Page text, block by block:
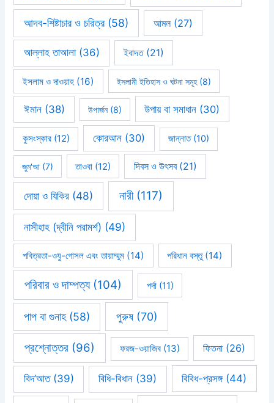
আদব-শিষ্টাচার ও চরিত্র(58) আমল(27)
আল্লাহ তাআলা(36) ইবাদত(21)
ইসলাম ও দাওয়াহ (16) ইসলামী ইতিহাস ও ঘটনা সমূহ(8)
ঈমান(38) উপার্জন(8) উপায় বা সমাধান (30)
কুসংস্কার(12) কোরআন (30) জান্নাত(10)
জুম'আ (7) তাওবা (12) দিবস ও উৎসব(21)
দোয়া ও যিকির (48) নারী(117)
নাসীহাহ (দ্বীনি পরামর্শ) (49)
পবিত্রতা-ওযু-গোসল এবং তায়াম্মুম (14) পরিধান বস্তু(14)
পরিবার ও দাম্পত্য(104) পর্দা(11)
পাপ বা গুনাহ(58) পুরুষ(70)
প্রশ্নোত্তর (96) ফরজ-ওয়াজিব(13) ফিতনা(26)
বিদ’আত(39) বিধি-বিধান (39) বিবিধ-প্রসঙ্গ(44)